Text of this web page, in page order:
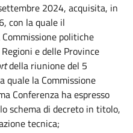
2024, acquisita, in
con la quale il
politiche
e delle Province
della riunione del 5
quale la Commissione
Conferenza ha espresso
schema di decreto in titolo,
tecnica;